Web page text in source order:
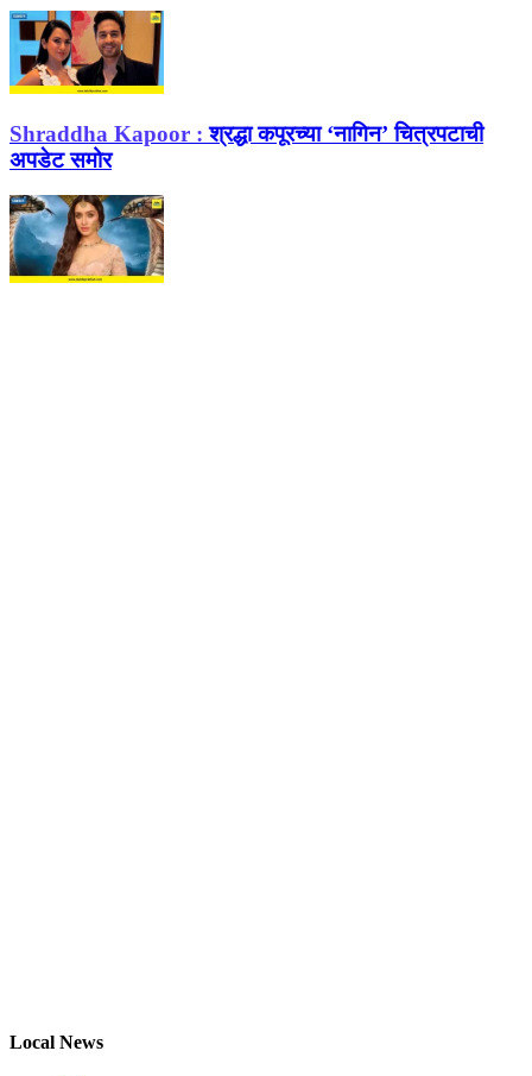
Shraddha Kapoor : श्रद्धा कपूरच्या ‘नागिन’ चित्रपटाची
अपडेट समोर
Local News